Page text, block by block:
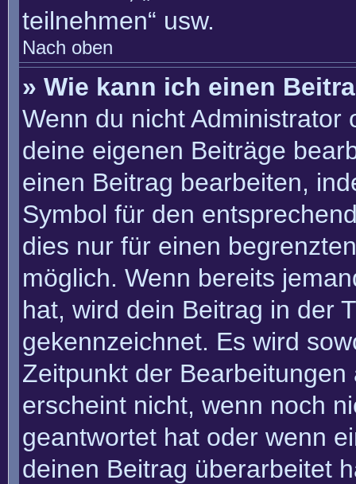
teilnehmen“ usw.
Nach oben
» Wie kann ich einen
Wenn du nicht
deine eigenen Beiträge
einen Beitrag bearbeiten,
Symbol für den
dies nur für einen
möglich. Wenn bereits
hat, wird dein Beitrag in der
gekennzeichnet. Es wird
Zeitpunkt der
erscheint nicht, wenn noch
geantwortet hat oder wenn
deinen Beitrag überarbeitet